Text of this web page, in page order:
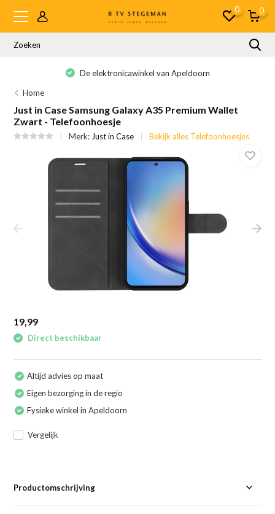
0 0
De elektronicawinkel van Apeldoorn
Home
Just in Case Samsung Galaxy A35 Premium Wallet
Zwart - Telefoonhoesje
Merk: Just in Case Bekijk alles Telefoonhoesjes
19,99
Direct beschikbaar
Altijd advies op maat
Eigen bezorging in de regio
Fysieke winkel in Apeldoorn
Vergelijk
Productomschrijving